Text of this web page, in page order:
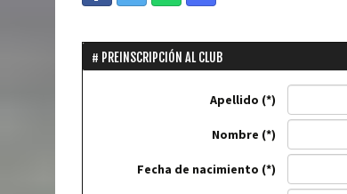
PREINSCRIPCIÓN AL CLUB
Apellido
Nombre
Fecha de nacimiento